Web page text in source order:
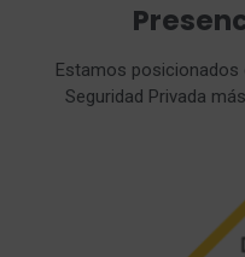
Estamos posicionados
Seguridad Privada